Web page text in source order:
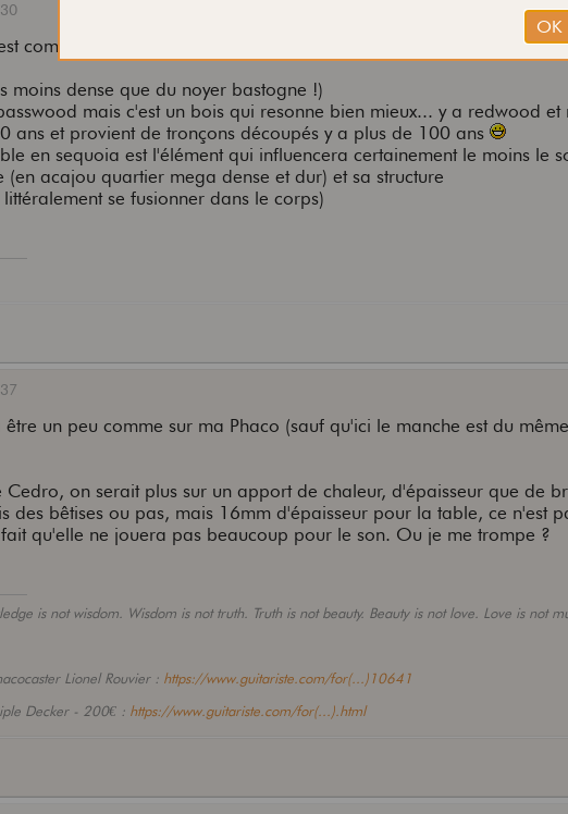
comme le cèdre ! C'est plus utilisé pour les acoustiques que pour
moins dense que du noyer bastogne !)
mais c'est un bois qui resonne bien mieux... y a redwood et
ans et provient de tronçons découpés y a plus de 100 ans
en sequoia est l'élément qui influencera certainement le moins le
(en acajou quartier mega dense et dur) et sa structure
se fusionner dans le corps)
un peu comme sur ma Phaco (sauf qu'ici le manche est du
Cedro, on serait plus sur un apport de chaleur, d'épaisseur que de
des bêtises ou pas, mais 16mm d'épaisseur pour la table, ce n'est
qu'elle ne jouera pas beaucoup pour le son. Ou je me trompe ?
is not wisdom. Wisdom is not truth. Truth is not beauty. Beauty is not love. Love is not
Lionel Rouvier : https://www.guitariste.com/for(...)10641
Decker - 200€ : https://www.guitariste.com/for(...).html